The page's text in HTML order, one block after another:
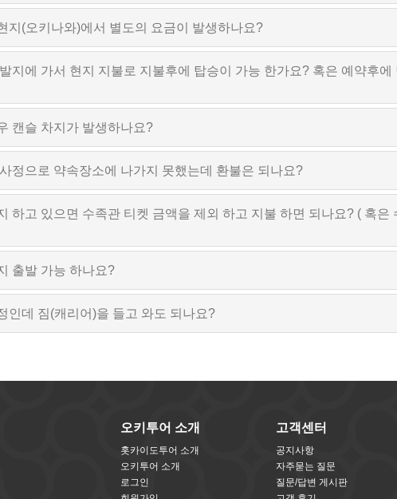
지(오키나와)에서 별도의 요금이 발생하나요?
지에 가서 현지 지불로 지불후에 탑승이 가능 한가요? 혹은 예약후에
캔슬 차지가 발생하나요?
정으로 약속장소에 나가지 못했는데 환불은 되나요?
하고 있으면 수족관 티켓 금액을 제외 하고 지불 하면 되나요? ( 혹은
출발 가능 하나요?
인데 짐(캐리어)을 들고 와도 되나요?
오키투어 소개
홋카이도투어 소개
오키투어 소개
로그인
고객센터
공지사항
자주묻는 질문
질문/답변 게시판